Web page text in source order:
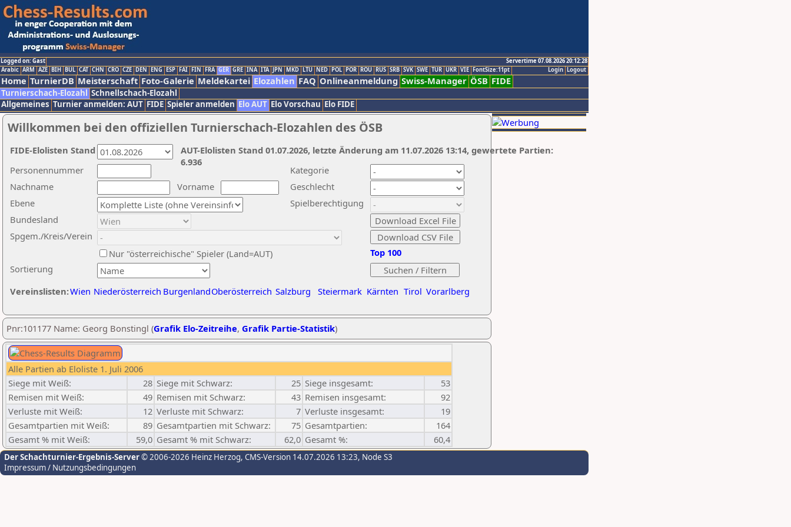
Logged on: Gast
Servertime 07.08.2026 20:12:28
Logout
Login
Arabic ARM AZE BIH BUL CAT CHN CRO CZE DEN ENG ESP FAI FIN FRA GER GRE INA ITA JPN MKD LTU NED POL POR ROU RUS SRB SVK SWE TUR UKR VIE FontSize:11pt
Home TurnierDB Meisterschaft Foto-Galerie Meldekartei Elozahlen FAQ Onlineanmeldung Swiss-Manager ÖSB FIDE
Turnierschach-Elozahl Schnellschach-Elozahl
Allgemeines Turnier anmelden: AUT FIDE Spieler anmelden Elo AUT Elo Vorschau Elo FIDE
Willkommen bei den offiziellen Turnierschach-Elozahlen des ÖSB
Nachname
Vorname
Ebene
Kategorie
Sortierung
Personennummer
Bundesland
Spgem./Kreis/Verein
Geschlecht
Nur "österreichische" Spieler (Land=AUT)
Spielberechtigung
Vereinslisten:Wien Niederösterreich BurgenlandOberösterreich Salzburg Steiermark Kärnten Tirol Vorarlberg
Top 100
AUT-Elolisten Stand 01.07.2026, letzte Änderung am 11.07.2026 13:14, gewertete Partien:
6.936
FIDE-Elolisten Stand
Pnr:101177 Name: Georg Bonstingl (Grafik Elo-Zeitreihe, Grafik Partie-Statistik)
Alle Partien ab Eloliste 1. Juli 2006
Siege mit Weiß:
28 Siege mit Schwarz: 25 Siege insgesamt:
53
Remisen mit Weiß:
49 Remisen mit Schwarz: 43 Remisen insgesamt:
92
Verluste mit Weiß:
12 Verluste mit Schwarz: 7 Verluste insgesamt:
19
Gesamtpartien mit Weiß:
89 Gesamtpartien mit Schwarz: 75 Gesamtpartien:
164
Gesamt % mit Weiß:
59,0 Gesamt % mit Schwarz: 62,0 Gesamt %: 60,4
Der Schachturnier-Ergebnis-Server© 2006-2026 Heinz Herzog, CMS-Version 14.07.2026 13:23, Node S3
Impressum / Nutzungsbedingungen